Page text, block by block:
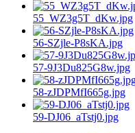
55_WZ3g5T_dKw.jpg
56-SZjle-P8sKA.jpg
57-9J3Du825G8w.jpg
58-zJDPMfI665g.jpg
59-DJ06_aTstj0.jpg